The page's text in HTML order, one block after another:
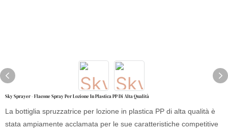
Sky Sprayer - Flacone Spray Per Lozione In Plastica PP Di Alta Qualità
La bottiglia spruzzatrice per lozione in plastica PP di alta qualità è
stata ampiamente acclamata per le sue caratteristiche competitive